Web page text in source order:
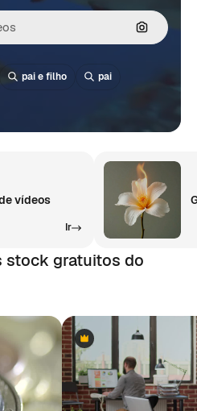
pai e filho pai
vídeos
Ir
stock gratuitos do
Premium
Premium